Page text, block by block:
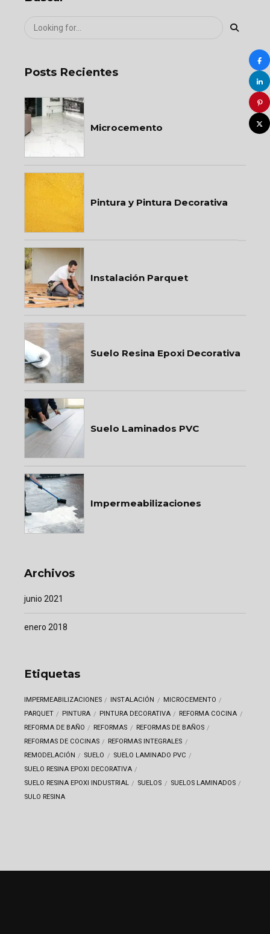
Posts Recientes
Microcemento
Pintura y Pintura Decorativa
Instalación Parquet
Suelo Resina Epoxi Decorativa
Suelo Laminados PVC
Impermeabilizaciones
Archivos
junio 2021
enero 2018
Etiquetas
IMPERMEABILIZACIONES INSTALACIÓN
MICROCEMENTO
PARQUET
PINTURA PINTURA DECORATIVA
REFORMA COCINA
REFORMA DE BAÑO
REFORMAS
REFORMAS DE BAÑOS
REFORMAS DE COCINAS
REFORMAS INTEGRALES
REMODELACIÓN
SUELO
SUELO LAMINADO PVC
SUELO RESINA EPOXI DECORATIVA
SUELO RESINA EPOXI INDUSTRIAL
SUELOS
SUELOS LAMINADOS
SULO RESINA